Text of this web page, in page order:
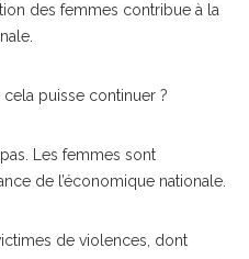
des femmes contribue à la
puisse continuer ?
Les femmes sont
de l’économique nationale.
de violences, dont